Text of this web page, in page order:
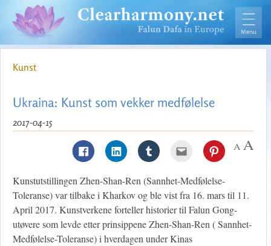
Kunst
Ukraina: Kunst som vekker medfølelse
2017-04-15
Kunstutstillingen Zhen-Shan-Ren (Sannhet-Medfølelse-
Toleranse) var tilbake i Kharkov og ble vist fra 16. mars til 11.
April 2017. Kunstverkene forteller historier til Falun Gong-
utøvere som levde etter prinsippene Zhen-Shan-Ren ( Sannhet-
Medfølelse-Toleranse) i hverdagen under Kinas